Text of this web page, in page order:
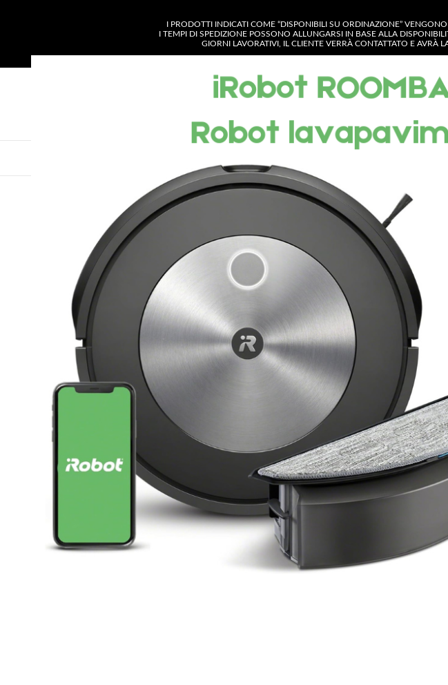
I PRODOTTI INDICATI COME “DISPONIBILI SU ORDINAZIONE”
I TEMPI DI SPEDIZIONE POSSONO ALLUNGARSI IN BASE ALLA
GIORNI LAVORATIVI, IL CLIENTE VERRÀ CONTATTATO E AVRÀ
SELEZIONA CATEGORIA